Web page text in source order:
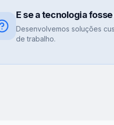
E se a tecnologia
Desenvolvemos soluções
de trabalho.